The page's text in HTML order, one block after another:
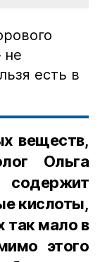
не
есть в
веществ,
Ольга
кислоты,
так мало в
этого